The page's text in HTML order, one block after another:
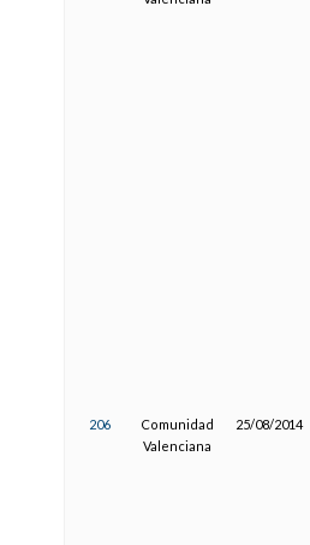
206
Comunidad
Valenciana
25/08/2014